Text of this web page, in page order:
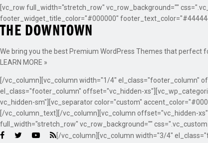
[vc_row full_width="stretch_row" vc_row_background=""
footer_widget_title_color="#000000"
We bring you the best Premium WordPress Themes that perfect
LEARN MORE »
[/vc_column][vc_column width="1/4" el_class="footer_column"
el_class="footer_column" offset="vc_hidden-
vc_hidden-sm"][vc_separator color="custom"
[/vc_column_text][/vc_column][vc_column offset="vc_hidden-
full_width="stretch_row" vc_row_background=""
[/vc_column][vc_column width="3/4"